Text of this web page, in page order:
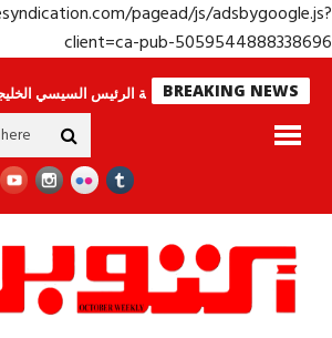
pagead/js/
client=ca-pub-
BREAKING NEWS
لا ينامون جولة الرئيس السيسي الخليجية..